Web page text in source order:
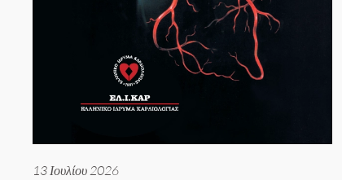
13 Ιουλίου 2026